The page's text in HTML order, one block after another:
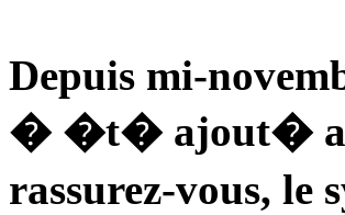
Depuis mi-
� �t� ajout� au
rassurez-vous, le